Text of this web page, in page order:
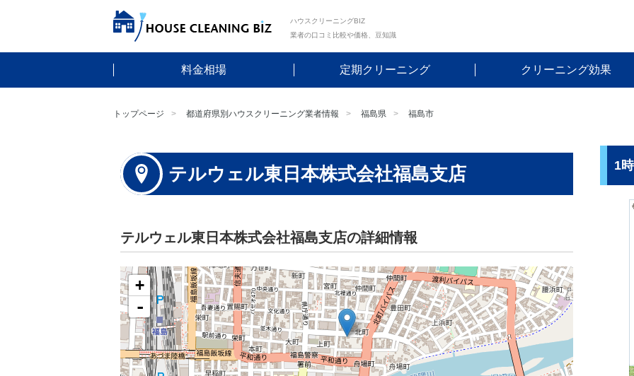
ハウスクリーニングBIZ
業者の口コミ比較や価格、豆知識
料金相場 定期クリーニング クリーニング効果
トップページ 都道府県別ハウスクリーニング業者情報 福島県 福島市
テルウェル東日本株式会社福島支店
テルウェル東日本株式会社福島支店の詳細情報
+
-
1